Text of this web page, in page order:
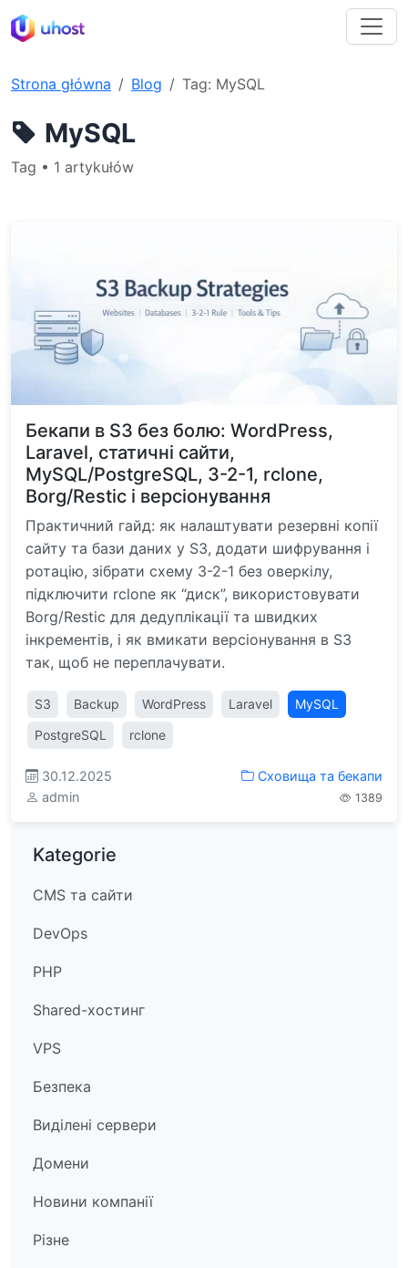
Strona główna Blog Tag: MySQL
MySQL
Tag • 1 artykułów
Бекапи в S3 без болю: WordPress,
Laravel, статичні сайти,
MySQL/PostgreSQL, 3-2-1, rclone,
Borg/Restic і версіонування
Практичний гайд: як налаштувати резервні копії
сайту та бази даних у S3, додати шифрування і
ротацію, зібрати схему 3-2-1 без оверкілу,
підключити rclone як “диск”, використовувати
Borg/Restic для дедуплікації та швидких
інкрементів, і як вмикати версіонування в S3
так, щоб не переплачувати.
S3 Backup WordPress Laravel
MySQL
PostgreSQL
rclone
30.12.2025
admin
Сховища та бекапи
1389
Kategorie
CMS та сайти
DevOps
PHP
Shared-хостинг
VPS
Безпека
Виділені сервери
Домени
Новини компанії
Різне